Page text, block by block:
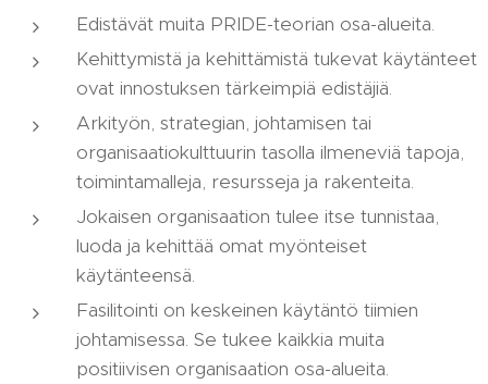
Edistävät muita PRIDE-teorian osa-alueita.
Kehittymistä ja kehittämistä tukevat käytänteet
ovat innostuksen tärkeimpiä edistäjiä.
Arkityön, strategian, johtamisen tai
organisaatiokulttuurin tasolla ilmeneviä tapoja,
toimintamalleja, resursseja ja rakenteita.
Jokaisen organisaation tulee itse tunnistaa,
luoda ja kehittää omat myönteiset
käytänteensä.
Fasilitointi on keskeinen käytäntö tiimien
johtamisessa. Se tukee kaikkia muita
positiivisen organisaation osa-alueita.